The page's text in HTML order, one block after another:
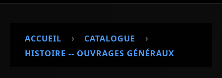
ACCUEIL › CATALOGUE ›
HISTOIRE -- OUVRAGES GÉNÉRAUX